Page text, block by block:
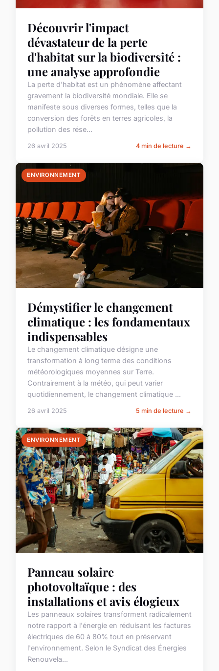
Découvrir l'impact
dévastateur de la perte
d'habitat sur la biodiversité :
une analyse approfondie
La perte d'habitat est un phénomène affectant
gravement la biodiversité mondiale. Elle se
manifeste sous diverses formes, telles que la
conversion des forêts en terres agricoles, la
pollution des rése...
26 avril 2025 4 min de lecture →
ENVIRONNEMENT
Démystifier le changement
climatique : les fondamentaux
indispensables
Le changement climatique désigne une
transformation à long terme des conditions
météorologiques moyennes sur Terre.
Contrairement à la météo, qui peut varier
quotidiennement, le changement climatique ...
26 avril 2025 5 min de lecture →
ENVIRONNEMENT
Panneau solaire
photovoltaïque : des
installations et avis élogieux
Les panneaux solaires transforment radicalement
notre rapport à l'énergie en réduisant les factures
électriques de 60 à 80% tout en préservant
l'environnement. Selon le Syndicat des Énergies
Renouvela...